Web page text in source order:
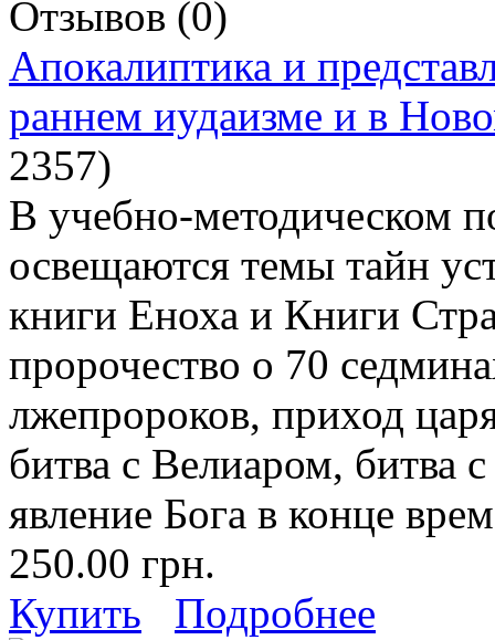
Отзывов (0)
Апокалиптика и
раннем иудаизме и в
2357)
В учебно-методическом
освещаются темы тайн
книги Еноха и Книги
пророчество о 70
лжепророков, приход
битва с Велиаром, битва
явление Бога в конце
250.00 грн.
Купить
Подробнее